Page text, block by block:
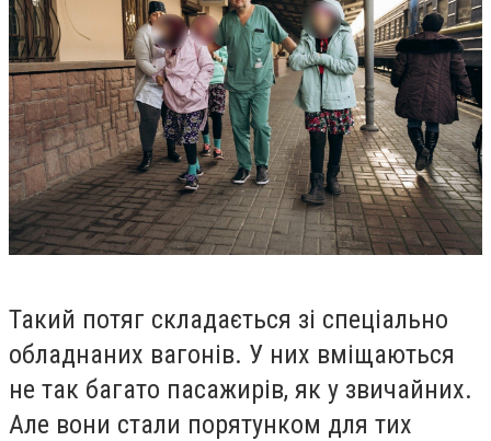
Такий потяг складається зі спеціально
обладнаних вагонів. У них вміщаються
не так багато пасажирів, як у звичайних.
Але вони стали порятунком для тих